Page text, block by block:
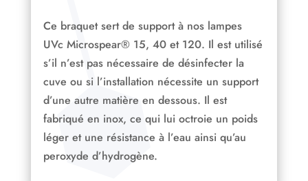
Ce braquet sert de support à nos lampes
UVc Microspear® 15, 40 et 120. Il est utilisé
s’il n’est pas nécessaire de désinfecter la
cuve ou si l’installation nécessite un support
d’une autre matière en dessous. Il est
fabriqué en inox, ce qui lui octroie un poids
léger et une résistance à l’eau ainsi qu’au
peroxyde d’hydrogène.